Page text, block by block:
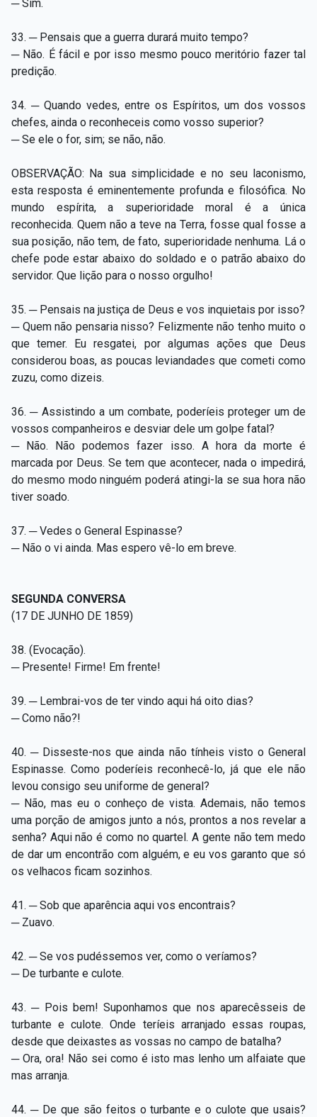
─ Sim.
33. ─ Pensais que a guerra durará muito tempo?
─ Não. É fácil e por isso mesmo pouco meritório fazer tal
predição.
34. ─ Quando vedes, entre os Espíritos, um dos vossos
chefes, ainda o reconheceis como vosso superior?
─ Se ele o for, sim; se não, não.
OBSERVAÇÃO: Na sua simplicidade e no seu laconismo,
esta resposta é eminentemente profunda e filosófica. No
mundo espírita, a superioridade moral é a única
reconhecida. Quem não a teve na Terra, fosse qual fosse a
sua posição, não tem, de fato, superioridade nenhuma. Lá o
chefe pode estar abaixo do soldado e o patrão abaixo do
servidor. Que lição para o nosso orgulho!
35. ─ Pensais na justiça de Deus e vos inquietais por isso?
─ Quem não pensaria nisso? Felizmente não tenho muito o
que temer. Eu resgatei, por algumas ações que Deus
considerou boas, as poucas leviandades que cometi como
zuzu, como dizeis.
36. ─ Assistindo a um combate, poderíeis proteger um de
vossos companheiros e desviar dele um golpe fatal?
─ Não. Não podemos fazer isso. A hora da morte é
marcada por Deus. Se tem que acontecer, nada o impedirá,
do mesmo modo ninguém poderá atingi-la se sua hora não
tiver soado.
37. ─ Vedes o General Espinasse?
─ Não o vi ainda. Mas espero vê-lo em breve.
SEGUNDA CONVERSA
(17 DE JUNHO DE 1859)
38. (Evocação).
─ Presente! Firme! Em frente!
39. ─ Lembrai-vos de ter vindo aqui há oito dias?
─ Como não?!
40. ─ Disseste-nos que ainda não tínheis visto o General
Espinasse. Como poderíeis reconhecê-lo, já que ele não
levou consigo seu uniforme de general?
─ Não, mas eu o conheço de vista. Ademais, não temos
uma porção de amigos junto a nós, prontos a nos revelar a
senha? Aqui não é como no quartel. A gente não tem medo
de dar um encontrão com alguém, e eu vos garanto que só
os velhacos ficam sozinhos.
41. ─ Sob que aparência aqui vos encontrais?
─ Zuavo.
42. ─ Se vos pudéssemos ver, como o veríamos?
─ De turbante e culote.
43. ─ Pois bem! Suponhamos que nos aparecêsseis de
turbante e culote. Onde teríeis arranjado essas roupas,
desde que deixastes as vossas no campo de batalha?
─ Ora, ora! Não sei como é isto mas lenho um alfaiate que
mas arranja.
44. ─ De que são feitos o turbante e o culote que usais?